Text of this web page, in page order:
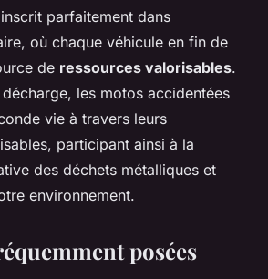
parfaitement dans
où chaque véhicule en fin de
de ressources valorisables.
les motos accidentées
vie à travers leurs
participant ainsi à la
des déchets métalliques et
environnement.
posées